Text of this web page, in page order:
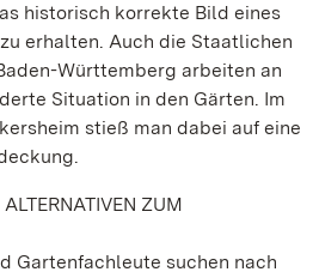
historisch korrekte Bild eines
erhalten. Auch die Staatlichen
Württemberg arbeiten an
Situation in den Gärten. Im
stieß man dabei auf eine
ZUM
Gartenfachleute suchen nach